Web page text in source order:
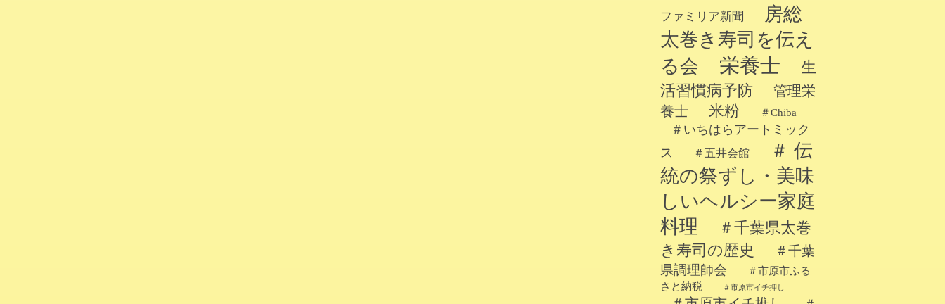
ファミリア新聞
房総
太巻き寿司を伝え
る会
栄養士
生
活習慣病予防
管理栄
養士
米粉 ＃Chiba
＃いちはらアートミック
ス
＃五井会館
＃ 伝
統の祭ずし・美味
しいヘルシー家庭
料理
＃千葉県太巻
き寿司の歴史
＃千葉
県調理師会
＃市原市ふる
さと納税
＃市原市イチ押し